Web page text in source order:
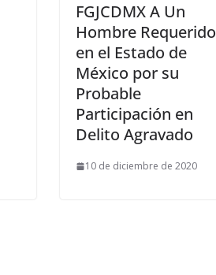
FGJCDMX A Un
Hombre Requerido
en el Estado de
México por su
Probable
Participación en
Delito Agravado
10 de diciembre de 2020